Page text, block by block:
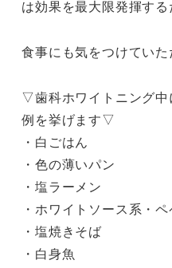
は効果を最大限発揮する
食事にも気をつけてい
▽歯科ホワイトニング中
例を挙げます▽
・白ごはん
・色の薄いパン
・塩ラーメン
・ホワイトソース系・
・塩焼きそば
・白身魚